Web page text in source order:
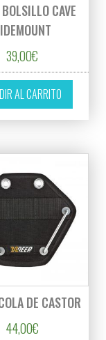
CAVE
39,00€
AL CARRITO
DE CASTOR
44,00€